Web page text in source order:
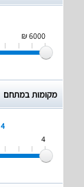
6000 ₪
מקומות במתחם
4 עד 9
4